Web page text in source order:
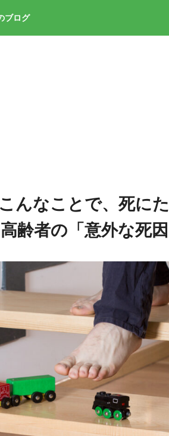
ブログ
こんなことで、死
齢者の「意外な死因